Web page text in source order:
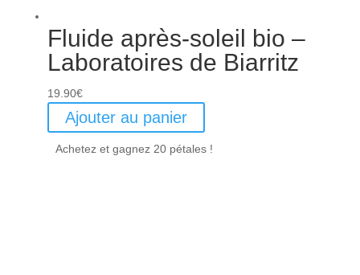
Fluide après-soleil bio –
Laboratoires de Biarritz
19.90€
Ajouter au panier
Achetez et gagnez 20 pétales !